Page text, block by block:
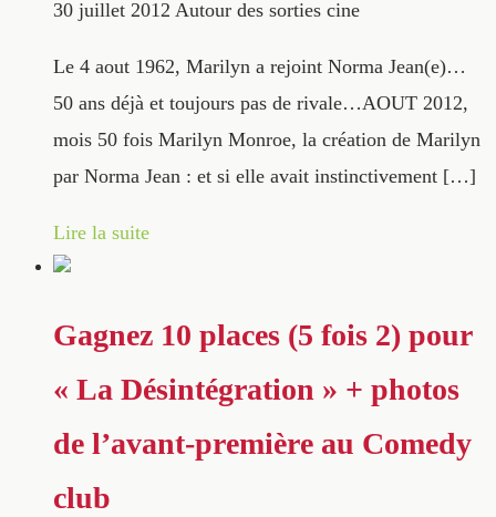
30 juillet 2012 Autour des sorties cine
Le 4 aout 1962, Marilyn a rejoint Norma Jean(e)…
50 ans déjà et toujours pas de rivale…AOUT 2012,
mois 50 fois Marilyn Monroe, la création de Marilyn
par Norma Jean : et si elle avait instinctivement […]
Lire la suite
Gagnez 10 places (5 fois 2) pour
« La Désintégration » + photos
de l’avant-première au Comedy
club